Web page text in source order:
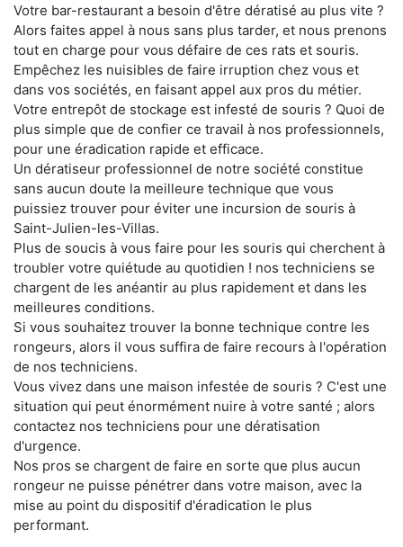
Votre bar-restaurant a besoin d'être dératisé au plus vite ?
Alors faites appel à nous sans plus tarder, et nous prenons
tout en charge pour vous défaire de ces rats et souris.
Empêchez les nuisibles de faire irruption chez vous et
dans vos sociétés, en faisant appel aux pros du métier.
Votre entrepôt de stockage est infesté de souris ? Quoi de
plus simple que de confier ce travail à nos professionnels,
pour une éradication rapide et efficace.
Un dératiseur professionnel de notre société constitue
sans aucun doute la meilleure technique que vous
puissiez trouver pour éviter une incursion de souris à
Saint-Julien-les-Villas.
Plus de soucis à vous faire pour les souris qui cherchent à
troubler votre quiétude au quotidien ! nos techniciens se
chargent de les anéantir au plus rapidement et dans les
meilleures conditions.
Si vous souhaitez trouver la bonne technique contre les
rongeurs, alors il vous suffira de faire recours à l'opération
de nos techniciens.
Vous vivez dans une maison infestée de souris ? C'est une
situation qui peut énormément nuire à votre santé ; alors
contactez nos techniciens pour une dératisation
d'urgence.
Nos pros se chargent de faire en sorte que plus aucun
rongeur ne puisse pénétrer dans votre maison, avec la
mise au point du dispositif d'éradication le plus
performant.